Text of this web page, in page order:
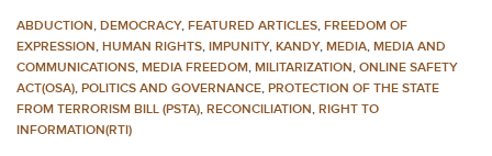
ABDUCTION, DEMOCRACY, FEATURED ARTICLES, FREEDOM OF
EXPRESSION, HUMAN RIGHTS, IMPUNITY, KANDY, MEDIA, MEDIA AND
COMMUNICATIONS, MEDIA FREEDOM, MILITARIZATION, ONLINE SAFETY
ACT(OSA), POLITICS AND GOVERNANCE, PROTECTION OF THE STATE
FROM TERRORISM BILL (PSTA), RECONCILIATION, RIGHT TO
INFORMATION(RTI)